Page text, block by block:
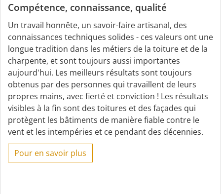
Compétence, connaissance, qualité
Un travail honnête, un savoir-faire artisanal, des
connaissances techniques solides - ces valeurs ont une
longue tradition dans les métiers de la toiture et de la
charpente, et sont toujours aussi importantes
aujourd'hui. Les meilleurs résultats sont toujours
obtenus par des personnes qui travaillent de leurs
propres mains, avec fierté et conviction ! Les résultats
visibles à la fin sont des toitures et des façades qui
protègent les bâtiments de manière fiable contre le
vent et les intempéries et ce pendant des décennies.
Pour en savoir plus